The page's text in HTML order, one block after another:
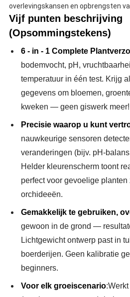
overlevingskansen en opbrengsten
Vijf punten beschrijving
(Opsommingstekens)
6 - in - 1 Complete
bodemvocht, pH,
temperatuur in één test. Krijg
gegevens om bloemen,
kweken — geen giswerk meer!
Precisie waarop u kunt
nauwkeurige sensoren
veranderingen (bijv. pH-
Helder kleurenscherm toont
perfect voor gevoelige
orchideeën.
Gemakkelijk te gebruiken,
gewoon in de grond —
Lichtgewicht ontwerp past in
boerderijen. Geen kalibratie
beginners.
Voor elk groeiscenario